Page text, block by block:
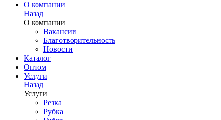
О компании
Назад
О компании
Вакансии
Благотворительность
Новости
Каталог
Оптом
Услуги
Назад
Услуги
Резка
Рубка